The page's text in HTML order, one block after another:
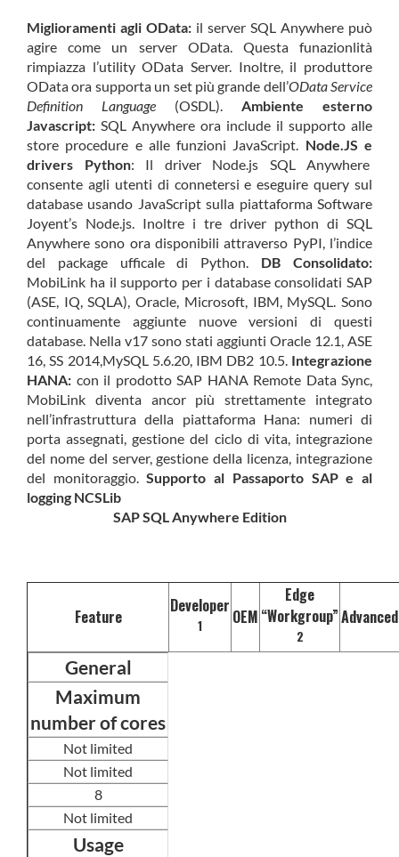
Miglioramenti agli OData: il server SQL Anywhere può
agire come un server OData. Questa funazionlità
rimpiazza l’utility OData Server. Inoltre, il produttore
OData ora supporta un set più grande dell’OData Service
Definition Language (OSDL). Ambiente esterno
Javascript: SQL Anywhere ora include il supporto alle
store procedure e alle funzioni JavaScript. Node.JS e
drivers Python: Il driver Node.js SQL Anywhere
consente agli utenti di connetersi e eseguire query sul
database usando JavaScript sulla piattaforma Software
Joyent’s Node.js. Inoltre i tre driver python di SQL
Anywhere sono ora disponibili attraverso PyPI, l’indice
del package ufficale di Python. DB Consolidato:
MobiLink ha il supporto per i database consolidati SAP
(ASE, IQ, SQLA), Oracle, Microsoft, IBM, MySQL. Sono
continuamente aggiunte nuove versioni di questi
database. Nella v17 sono stati aggiunti Oracle 12.1, ASE
16, SS 2014,MySQL 5.6.20, IBM DB2 10.5. Integrazione
HANA: con il prodotto SAP HANA Remote Data Sync,
MobiLink diventa ancor più strettamente integrato
nell’infrastruttura della piattaforma Hana: numeri di
porta assegnati, gestione del ciclo di vita, integrazione
del nome del server, gestione della licenza, integrazione
del monitoraggio.Supporto al Passaporto SAP e al
logging NCSLib
SAP SQL Anywhere Edition
Feature
Developer
1 OEM
Edge
“Workgroup”
2
Advanced
General
Maximum
number of cores
Not limited
Not limited
8
Not limited
Usage